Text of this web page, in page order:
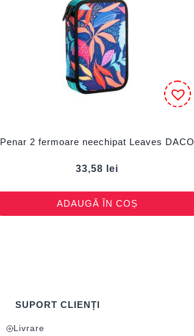
Penar 2 fermoare neechipat Leaves DACO
33,58 lei
ADAUGĂ ÎN COȘ
SUPORT CLIENȚI
Livrare